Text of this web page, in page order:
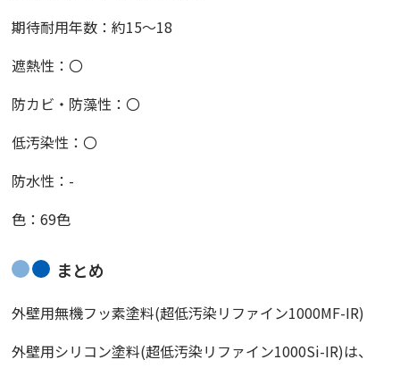
期待耐用年数：約15〜18
遮熱性：〇
防カビ・防藻性：〇
低汚染性：〇
防水性：-
色：69色
まとめ
外壁用無機フッ素塗料(超低汚染リファイン1000MF-IR)
外壁用シリコン塗料(超低汚染リファイン1000Si-IR)は、